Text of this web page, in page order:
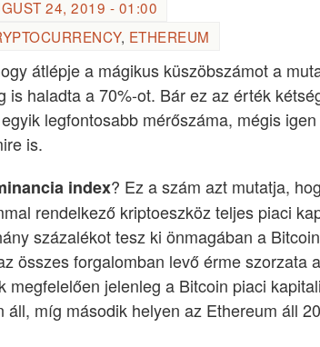
24, 2019 - 01:00
, ETHEREUM
átlépje a mágikus küszöbszámot a
is haladta a 70%-ot. Bár ez az érték
legfontosabb mérőszáma, mégis
is.
index? Ez a szám azt mutatja,
rendelkező kriptoeszköz teljes piaci
százalékot tesz ki önmagában a
összes forgalomban levő érme szorzata
megfelelően jelenleg a Bitcoin piaci
áll, míg második helyen az Ethereum áll